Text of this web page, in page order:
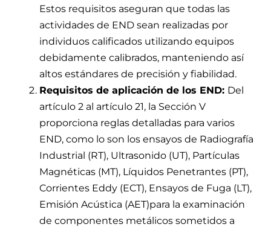
Estos requisitos aseguran que todas las
actividades de END sean realizadas por
individuos calificados utilizando equipos
debidamente calibrados, manteniendo así
altos estándares de precisión y fiabilidad.
Requisitos de aplicación de los END: Del
artículo 2 al artículo 21, la Sección V
proporciona reglas detalladas para varios
END, como lo son los ensayos de Radiografía
Industrial (RT), Ultrasonido (UT), Partículas
Magnéticas (MT), Líquidos Penetrantes (PT),
Corrientes Eddy (ECT), Ensayos de Fuga (LT),
Emisión Acústica (AET)para la examinación
de componentes metálicos sometidos a